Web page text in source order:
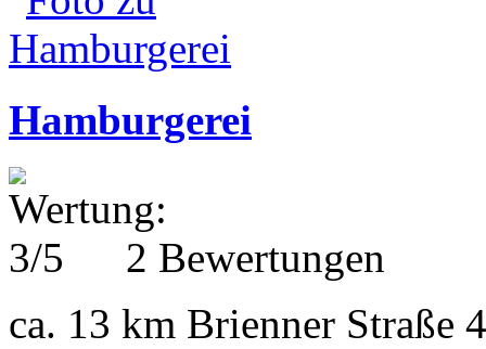
Hamburgerei
2 Bewertungen
ca. 13 km Brienner Straße